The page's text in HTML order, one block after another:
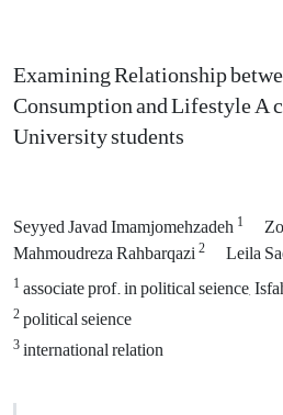
Examining Relationship
Consumption and Lifestyle A
University students
Seyyed Javad Imamjomehzadeh1
Mahmoudreza Rahbarqazi2 Leila
1associate prof. in political seience,
2political seience
3international relation